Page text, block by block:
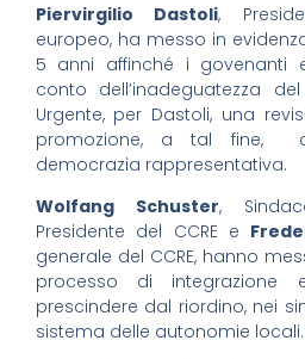
Piervirgilio Dastoli,
europeo, ha messo in
5 anni affinché i govenanti
conto dell’inadeguatezza
Urgente, per Dastoli, una
promozione, a tal fine,
democrazia rappresentativa.
Wolfang Schuster,
Presidente del CCRE e
generale del CCRE, hanno
processo di integrazione
prescindere dal riordino, nei
sistema delle autonomie locali.